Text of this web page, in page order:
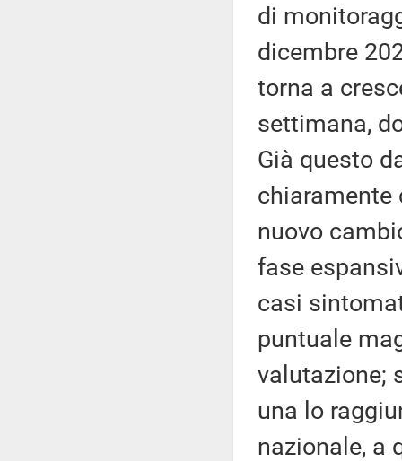
di
dicembre
torna a
settimana,
Già questo
chiaramente
nuovo
fase
casi
puntuale
valutazione;
una lo
nazionale, a